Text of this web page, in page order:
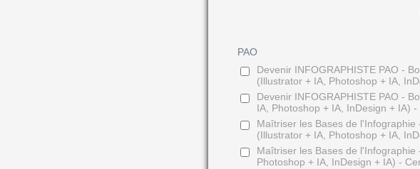
PAO
Devenir INFOGRAPHISTE PAO -
(Illustrator + IA, Photoshop + IA,
Devenir INFOGRAPHISTE PAO -
IA, Photoshop + IA, InDesign + IA)
Maîtriser les Bases de
(Illustrator + IA, Photoshop + IA,
Maîtriser les Bases de l'Infographie
Photoshop + IA, InDesign + IA) -